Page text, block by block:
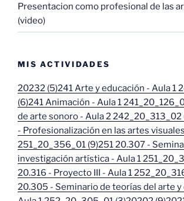
Presentacion como profesional de las
(video)
MIS ACTIVIDADES
20232 (5)241 Arte y educación - Aula 1
(6)241 Animación - Aula 1
de arte sonoro - Aula 2 242_20_313_02
- Profesionalización en las artes
251_20_356_01 (9)251 20.307 -
investigación artística - Aula 1
20.316 - Proyecto III - Aula 1
20.305 - Seminario de teorías del arte y